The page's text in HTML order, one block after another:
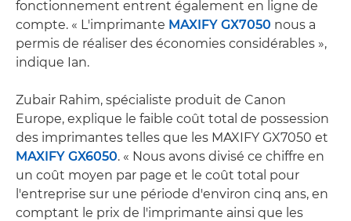
fonctionnement entrent également en ligne de
compte. « L'imprimante MAXIFY GX7050 nous a
permis de réaliser des économies considérables »,
indique Ian.
Zubair Rahim, spécialiste produit de Canon
Europe, explique le faible coût total de possession
des imprimantes telles que les MAXIFY GX7050 et
MAXIFY GX6050. « Nous avons divisé ce chiffre en
un coût moyen par page et le coût total pour
l'entreprise sur une période d'environ cinq ans, en
comptant le prix de l'imprimante ainsi que les